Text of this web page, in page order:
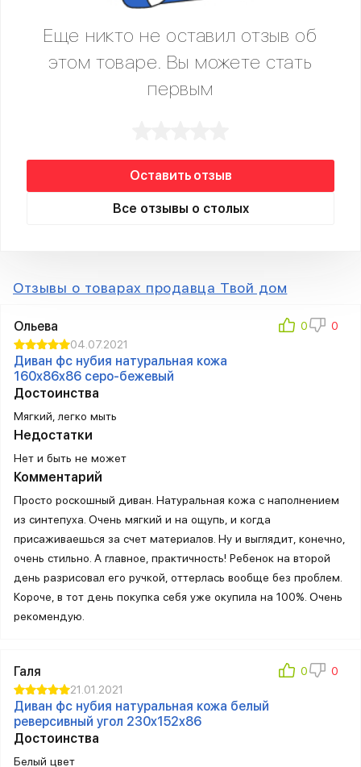
Еще никто не оставил отзыв об
этом товаре. Вы можете стать
первым
Оставить отзыв
Все отзывы о столых
Отзывы о товарах продавца Твой дом
Ольева
04.07.2021
Диван фc нубия натуральная кожа
160x86x86 серо-бежевый
Достоинства
Мягкий, легко мыть
Недостатки
Нет и быть не может
Комментарий
Просто роскошный диван. Натуральная кожа с наполнением
из синтепуха. Очень мягкий и на ощупь, и когда
присаживаешься за счет материалов. Ну и выглядит, конечно,
очень стильно. А главное, практичность! Ребенок на второй
день разрисовал его ручкой, оттерлась вообще без проблем.
Короче, в тот день покупка себя уже окупила на 100%. Очень
рекомендую.
Галя
21.01.2021
Диван фс нубия натуральная кожа белый
реверсивный угол 230x152x86
Достоинства
Белый цвет